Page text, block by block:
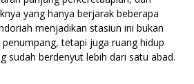
yang hanya berjarak beberapa
menjadikan stasiun ini bukan
tetapi juga ruang hidup
sudah berdenyut lebih dari satu abad.